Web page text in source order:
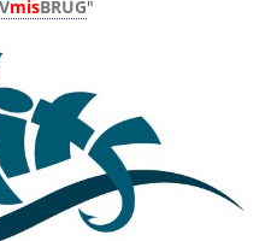
misBRUG"